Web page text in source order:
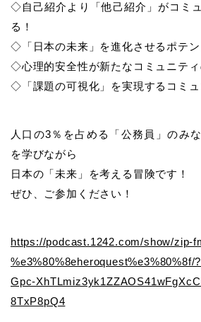
◇自己紹介より「他己紹介」がコミ
る！
◇「日本の未来」を進化させるポテン
◇心理的安全性が新たなコミュニティ
◇「課題の可視化」を実現するコミ
人口の3％を占める「公務員」のみ
を学びながら
日本の「未来」を考える冒険です！
ぜひ、ご参加ください！
https://podcast.1242.com/show/zip-
Gpc-
8TxP8pQ4